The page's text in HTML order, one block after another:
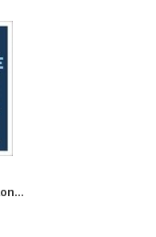
Informatieautonomie